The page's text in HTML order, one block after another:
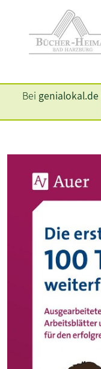
Bei genialokal.de